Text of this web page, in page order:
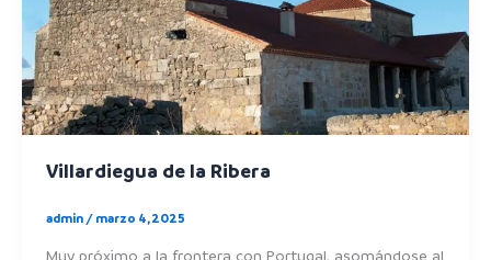
Villardiegua de la Ribera
admin / marzo 4, 2025
Muy próximo a la frontera con Portugal, asomándose al